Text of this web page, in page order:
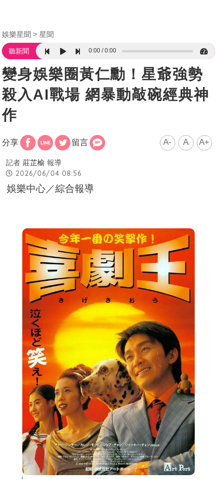
娛樂星聞 星聞
聽新聞 0:00 0:00
變身娛樂圈黃仁勳！星爺強勢
殺入AI戰場 網暴動敲碗經典神
作
分享 留言 A- A A+
記者 莊芷榆 報導
2026/06/04 08:56
娛樂中心／綜合報導